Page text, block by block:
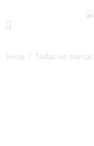
Inicio / Todas las marcas